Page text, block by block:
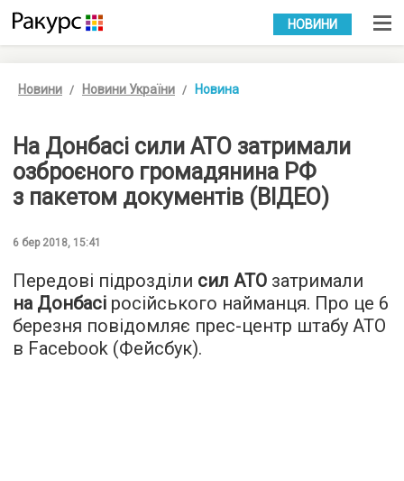
УКР РУС
НОВИНИ
Новини Новини України Новина
На Донбасі сили АТО затримали
озброєного громадянина РФ
з пакетом документів (ВІДЕО)
6 бер 2018, 15:41
Передові підрозділи сил АТО затримали
на Донбасі російського найманця. Про це 6
березня повідомляє прес-центр штабу АТО
в Facebook (Фейсбук).